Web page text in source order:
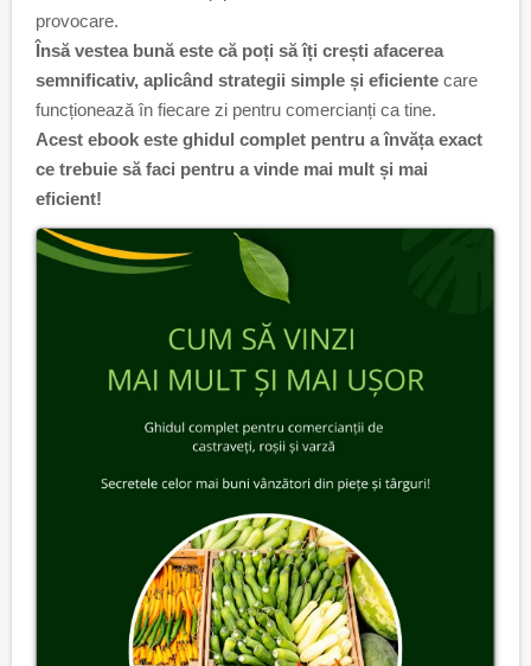
provocare.
Însă vestea bună este că poți să îți crești afacerea
semnificativ, aplicând strategii simple și eficiente care
funcționează în fiecare zi pentru comercianți ca tine.
Acest ebook este ghidul complet pentru a învăța exact
ce trebuie să faci pentru a vinde mai mult și mai
eficient!